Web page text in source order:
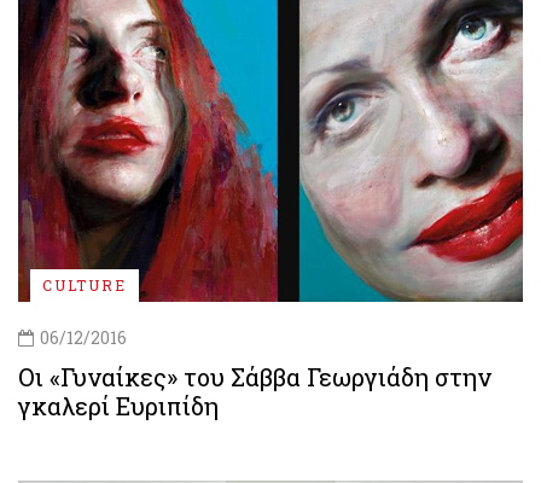
CULTURE
06/12/2016
Οι «Γυναίκες» του Σάββα Γεωργιάδη στην
γκαλερί Ευριπίδη